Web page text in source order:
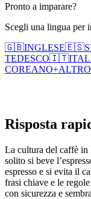
Pronto a imparare?
Scegli una lingua per
🇬🇧INGLESE🇪🇸
TEDESCO🇮🇹
COREANO+
Risposta
La cultura del caffè in
solito si beve
espresso e si evita il
frasi chiave e le
con sicurezza e